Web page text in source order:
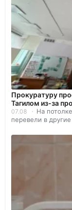
Прокуратуру
Тагилом из-за
07.08
На
перевели в